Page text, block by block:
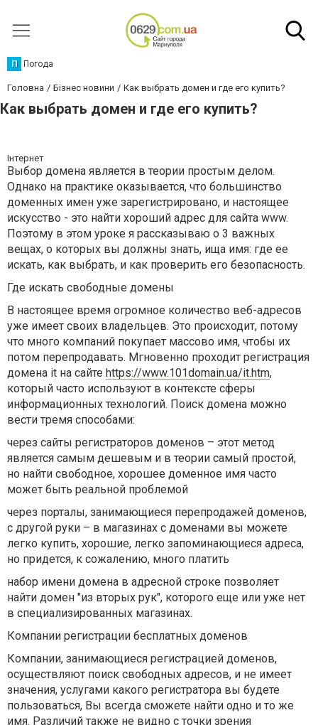
П Погода
Головна Бізнес новини Как выбрать домен и где его купить?
Как выбрать домен и где его купить?
Інтернет
Выбор домена является в теории простым делом.
Однако на практике оказывается, что большинство
доменных имен уже зарегистрировано, и настоящее
искусство - это найти хороший адрес для сайта www.
Поэтому в этом уроке я рассказываю о 3 важных
вещах, о которых вы должны знать, ища имя: где ее
искать, как выбрать, и как проверить его безопасность.
Где искать свободные домены
В настоящее время огромное количество веб-адресов
уже имеет своих владельцев. Это происходит, потому
что много компаний покупает массово имя, чтобы их
потом перепродавать. Мгновенно проходит регистрация
домена it на сайте https://www.101domain.ua/it.htm,
который часто используют в контексте сферы
информационных технологий. Поиск домена можно
вести тремя способами:
через сайты регистраторов доменов – этот метод
является самым дешевым и в теории самый простой,
но найти свободное, хорошее доменное имя часто
может быть реальной проблемой
через порталы, занимающиеся перепродажей доменов,
с другой руки – в магазинах с доменами вы можете
легко купить, хорошие, легко запоминающиеся адреса,
но придется, к сожалению, много платить
набор имени домена в адресной строке позволяет
найти домен "из вторых рук", которого еще или уже нет
в специализированных магазинах.
Компании регистрации бесплатных доменов
Компании, занимающиеся регистрацией доменов,
осуществляют поиск свободных адресов, и не имеет
значения, услугами какого регистратора вы будете
пользоваться, Вы всегда сможете найти одно и то же
имя. Различий также не видно с точки зрения